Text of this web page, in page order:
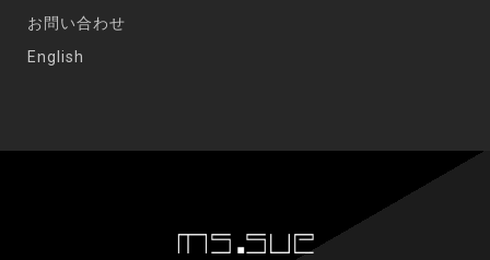
お問い合わせ
English